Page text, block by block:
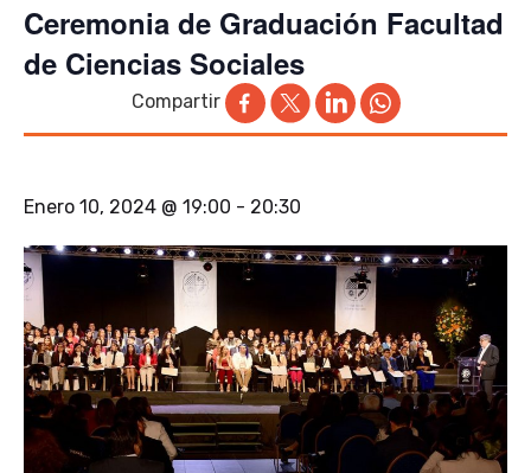
Ceremonia de Graduación Facultad
de Ciencias Sociales
Compartir
Enero 10, 2024 @ 19:00 - 20:30